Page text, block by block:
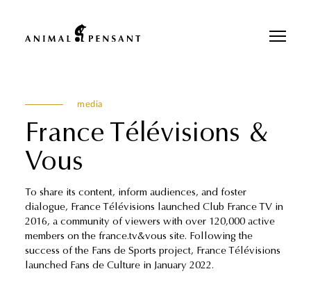
media
France Télévisions &
Vous
To share its content, inform audiences, and foster
dialogue, France Télévisions launched Club France TV in
2016, a community of viewers with over 120,000 active
members on the france.tv&vous site. Following the
success of the Fans de Sports project, France Télévisions
launched Fans de Culture in January 2022.